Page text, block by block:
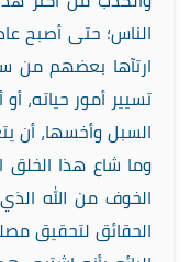
الناس؛ حتى أصبح
ارتآها بعضهم من
تسيير أمور حياته،
السبل وأخسها، أن
وما شاع هذا الخلق
الخوف من الله
الحقائق لتحقيق